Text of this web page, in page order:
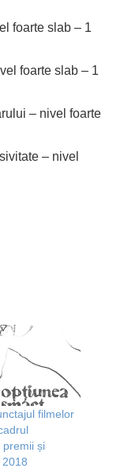
foarte slab – 1
foarte slab – 1
– nivel foarte
– nivel
filmelor
premii și